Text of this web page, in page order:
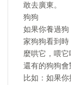
敢去廣東。
狗狗
如果你養過
家狗狗看到
麼哄它，喂它
還有的狗狗會
比如：如果